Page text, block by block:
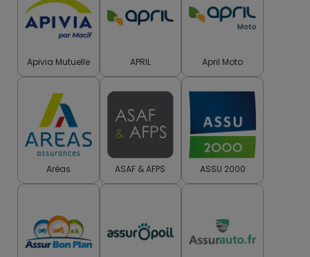
Apivia Mutuelle APRIL April Moto
Aréas ASAF & AFPS ASSU 2000